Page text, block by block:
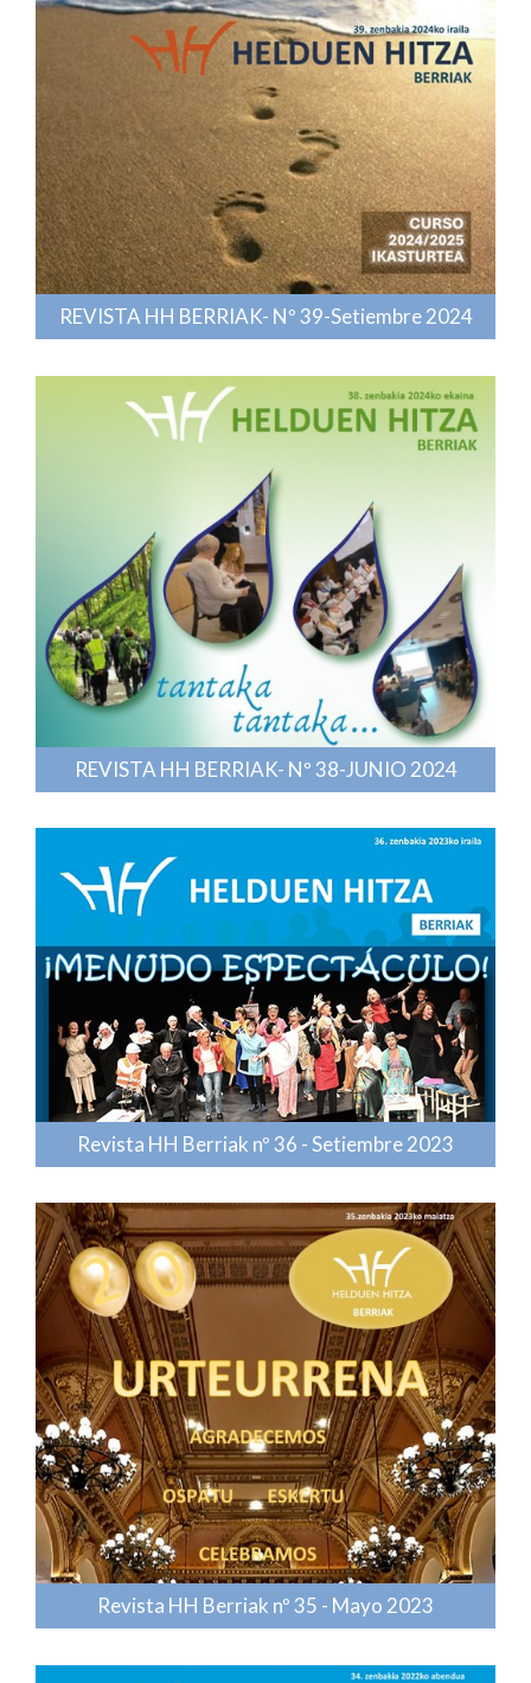
REVISTA HH BERRIAK- Nº 39-Setiembre 2024
REVISTA HH BERRIAK- Nº 38-JUNIO 2024
Revista HH Berriak nº 36 - Setiembre 2023
Revista HH Berriak nº 35 - Mayo 2023